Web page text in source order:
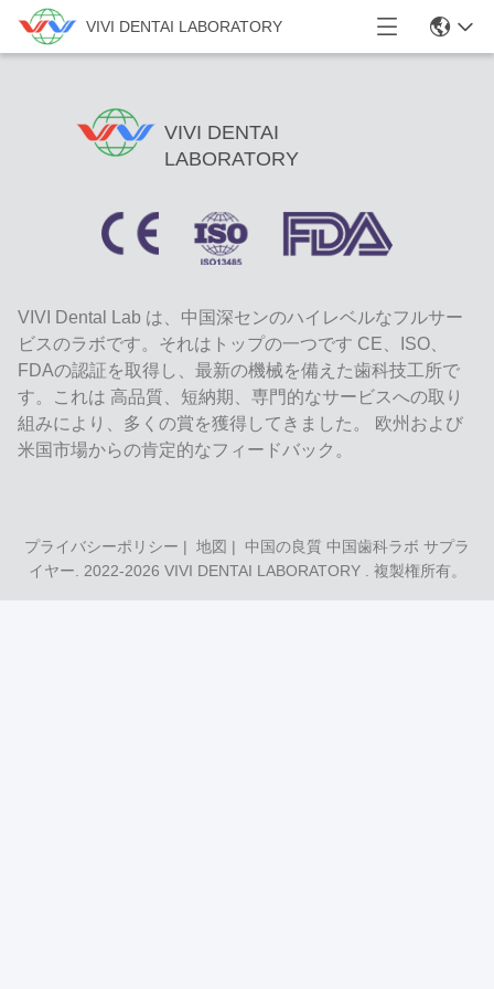
VIVI DENTAI LABORATORY
VIVI DENTAI
LABORATORY
VIVI Dental Lab は、中国深センのハイレベルなフルサー
ビスのラボです。それはトップの一つです CE、ISO、
FDAの認証を取得し、最新の機械を備えた歯科技工所で
す。これは 高品質、短納期、専門的なサービスへの取り
組みにより、多くの賞を獲得してきました。 欧州および
米国市場からの肯定的なフィードバック。
プライバシーポリシー | 地図 | 中国の良質 中国歯科ラボ サプラ
イヤー. 2022-2026 VIVI DENTAI LABORATORY. 複製権所有。